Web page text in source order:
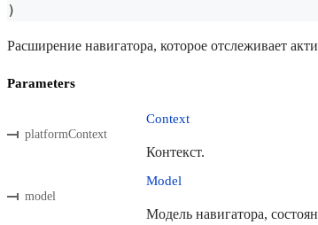
)
Расширение навигатора, которое отслеживает
Parameters
platformContext
Context
Контекст.
model
Model
Модель навигатора,